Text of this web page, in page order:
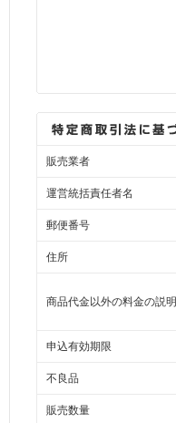
販売業者
運営統括責任者名
郵便番号
住所
商品代金以外の料金の説明
申込有効期限
不良品
販売数量